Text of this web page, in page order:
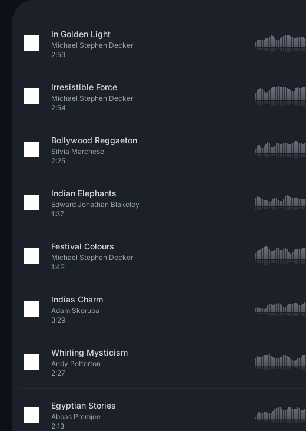
In Golden Light
Michael Stephen Decker
2:59
Irresistible Force
Michael Stephen Decker
2:54
Bollywood Reggaeton
Silvia Marchese
2:25
Indian Elephants
Edward Jonathan Blakeley
1:37
Festival Colours
Michael Stephen Decker
1:42
Indias Charm
Adam Skorupa
3:29
Whirling Mysticism
Andy Potterton
2:27
Egyptian Stories
Abbas Premjee
2:13